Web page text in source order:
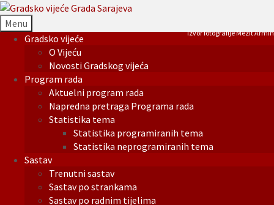
Menu
Gradsko vijeće
O Vijeću
Novosti Gradskog vijeća
Program rada
Aktuelni program rada
Napredna pretraga Programa rada
Statistika tema
Statistika programiranih tema
Statistika neprogramiranih tema
Sastav
Trenutni sastav
Sastav po strankama
Sastav po radnim tijelima
Izvor fotografije Mezit Armin